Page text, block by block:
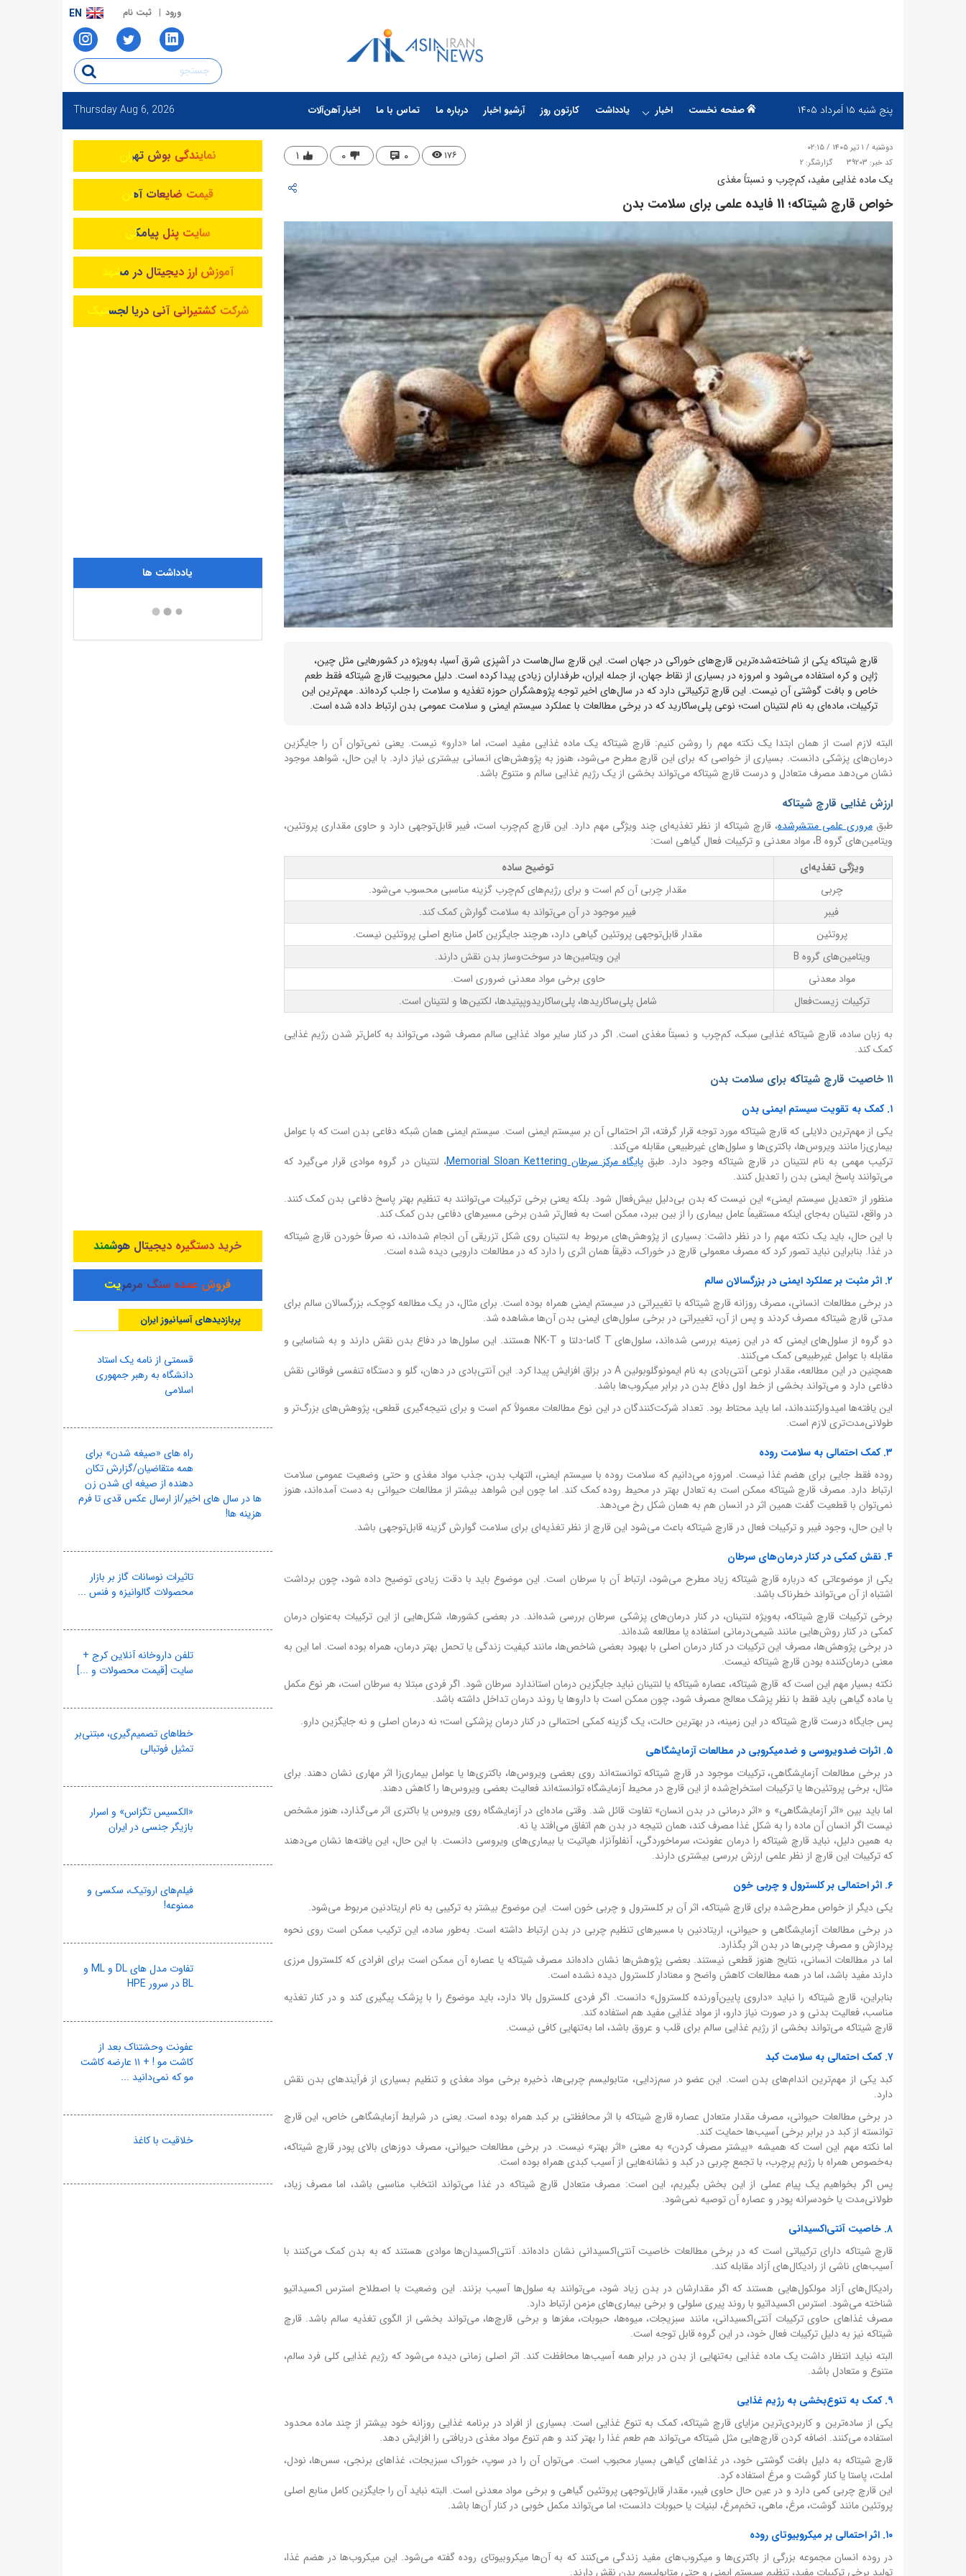
ورود ثبت نام EN
پنج شنبه ۱۵ اَمرداد ۱۴۰۵ صفحه نخست اخبار یادداشت کارتون روز آرشیو اخبار درباره ما تماس با ما اخبار آهن‌آلات ThursdayAug 6, 2026
دوشنبه / ۱ تیر ۱۴۰۵ / ۰۲:۱۵
کد خبر: 39203
گزارشگر: 2 ۱۷۶ ۰ ۰ ۱
یک ماده غذایی مفید، کم‌چرب و نسبتاً مغذی
خواص قارچ شیتاکه؛ 11 فایده علمی برای سلامت بدن
قارچ شیتاکه یکی از شناخته‌شده‌ترین قارچ‌های خوراکی در جهان است. این قارچ سال‌هاست در آشپزی شرق آسیا، به‌ویژه در کشورهایی مثل چین،
ژاپن و کره استفاده می‌شود و امروزه در بسیاری از نقاط جهان، از جمله ایران، طرفداران زیادی پیدا کرده است. دلیل محبوبیت قارچ شیتاکه فقط طعم
خاص و بافت گوشتی آن نیست. این قارچ ترکیباتی دارد که در سال‌های اخیر توجه پژوهشگران حوزه تغذیه و سلامت را جلب کرده‌اند. مهم‌ترین این
ترکیبات، ماده‌ای به نام لنتینان است؛ نوعی پلی‌ساکارید که در برخی مطالعات با عملکرد سیستم ایمنی و سلامت عمومی بدن ارتباط داده شده است.
البته لازم است از همان ابتدا یک نکته مهم را روشن کنیم: قارچ شیتاکه یک ماده غذایی مفید است، اما «دارو» نیست. یعنی نمی‌توان آن را جایگزین
درمان‌های پزشکی دانست. بسیاری از خواصی که برای این قارچ مطرح می‌شود، هنوز به پژوهش‌های انسانی بیشتری نیاز دارد. با این حال، شواهد موجود
نشان می‌دهد مصرف متعادل و درست قارچ شیتاکه می‌تواند بخشی از یک رژیم غذایی سالم و متنوع باشد.
ارزش غذایی قارچ شیتاکه
طبقمروری علمی منتشرشده، قارچ شیتاکه از نظر تغذیه‌ای چند ویژگی مهم دارد. این قارچ کم‌چرب است، فیبر قابل‌توجهی دارد و حاوی مقداری پروتئین،
ویتامین‌های گروه B، مواد معدنی و ترکیبات فعال گیاهی است:
ویژگی تغذیه‌ای
توضیح ساده
چربی
مقدار چربی آن کم است و برای رژیم‌های کم‌چرب گزینه مناسبی محسوب می‌شود.
فیبر
فیبر موجود در آن می‌تواند به سلامت گوارش کمک کند.
پروتئین
مقدار قابل‌توجهی پروتئین گیاهی دارد، هرچند جایگزین کامل منابع اصلی پروتئین نیست.
ویتامین‌های گروه B
این ویتامین‌ها در سوخت‌وساز بدن نقش دارند.
مواد معدنی
حاوی برخی مواد معدنی ضروری است.
ترکیبات زیست‌فعال
شامل پلی‌ساکاریدها، پلی‌ساکاریدوپپتیدها، لکتین‌ها و لنتینان است.
به زبان ساده، قارچ شیتاکه غذایی سبک، کم‌چرب و نسبتاً مغذی است. اگر در کنار سایر مواد غذایی سالم مصرف شود، می‌تواند به کامل‌تر شدن رژیم غذایی
کمک کند.
۱۱ خاصیت قارچ شیتاکه برای سلامت بدن
۱. کمک به تقویت سیستم ایمنی بدن
یکی از مهم‌ترین دلایلی که قارچ شیتاکه مورد توجه قرار گرفته، اثر احتمالی آن بر سیستم ایمنی است. سیستم ایمنی همان شبکه دفاعی بدن است که با عوامل
بیماری‌زا مانند ویروس‌ها، باکتری‌ها و سلول‌های غیرطبیعی مقابله می‌کند.
ترکیب مهمی به نام لنتینان در قارچ شیتاکه وجود دارد. طبق پایگاه مرکز سرطان Memorial Sloan Kettering
، لنتینان در گروه موادی قرار می‌گیرد که
می‌توانند پاسخ ایمنی بدن را تعدیل کنند.
منظور از «تعدیل سیستم ایمنی» این نیست که بدن بی‌دلیل بیش‌فعال شود. بلکه یعنی برخی ترکیبات می‌توانند به تنظیم بهتر پاسخ دفاعی بدن کمک کنند.
در واقع، لنتینان به‌جای اینکه مستقیماً عامل بیماری را از بین ببرد، ممکن است به فعال‌تر شدن برخی مسیرهای دفاعی بدن کمک کند.
با این حال، باید یک نکته مهم را در نظر داشت: بسیاری از پژوهش‌های مربوط به لنتینان روی شکل تزریقی آن انجام شده‌اند، نه صرفاً خوردن قارچ شیتاکه
در غذا. بنابراین نباید تصور کرد که مصرف معمولی قارچ در خوراک، دقیقاً همان اثری را دارد که در مطالعات دارویی دیده شده است.
۲. اثر مثبت بر عملکرد ایمنی در بزرگسالان سالم
در برخی مطالعات انسانی، مصرف روزانه قارچ شیتاکه با تغییراتی در سیستم ایمنی همراه بوده است. برای مثال، در یک مطالعه کوچک، بزرگسالان سالم برای
مدتی قارچ شیتاکه مصرف کردند و پس از آن، تغییراتی در برخی سلول‌های ایمنی بدن آن‌ها مشاهده شد.
دو گروه از سلول‌های ایمنی که در این زمینه بررسی شده‌اند، سلول‌های T گاما-دلتا و NK-T هستند. این سلول‌ها در دفاع بدن نقش دارند و به شناسایی و
مقابله با عوامل غیرطبیعی کمک می‌کنند.
همچنین در این مطالعه، مقدار نوعی آنتی‌بادی به نام ایمونوگلوبولین A در بزاق افزایش پیدا کرد. این آنتی‌بادی در دهان، گلو و دستگاه تنفسی فوقانی نقش
دفاعی دارد و می‌تواند بخشی از خط اول دفاع بدن در برابر میکروب‌ها باشد.
این یافته‌ها امیدوارکننده‌اند، اما باید محتاط بود. تعداد شرکت‌کنندگان در این نوع مطالعات معمولاً کم است و برای نتیجه‌گیری قطعی، پژوهش‌های بزرگ‌تر و
طولانی‌مدت‌تری لازم است.
۳. کمک احتمالی به سلامت روده
روده فقط جایی برای هضم غذا نیست. امروزه می‌دانیم که سلامت روده با سیستم ایمنی، التهاب بدن، جذب مواد مغذی و حتی وضعیت عمومی سلامت
ارتباط دارد. مصرف قارچ شیتاکه ممکن است به تعادل بهتر در محیط روده کمک کند. اما چون این شواهد بیشتر از مطالعات حیوانی به دست آمده‌اند، هنوز
نمی‌توان با قطعیت گفت همین اثر در انسان هم به همان شکل رخ می‌دهد.
با این حال، وجود فیبر و ترکیبات فعال در قارچ شیتاکه باعث می‌شود این قارچ از نظر تغذیه‌ای برای سلامت گوارش گزینه قابل‌توجهی باشد.
۴. نقش کمکی در کنار درمان‌های سرطان
یکی از موضوعاتی که درباره قارچ شیتاکه زیاد مطرح می‌شود، ارتباط آن با سرطان است. این موضوع باید با دقت زیادی توضیح داده شود، چون برداشت
اشتباه از آن می‌تواند خطرناک باشد.
برخی ترکیبات قارچ شیتاکه، به‌ویژه لنتینان، در کنار درمان‌های پزشکی سرطان بررسی شده‌اند. در بعضی کشورها، شکل‌هایی از این ترکیبات به‌عنوان درمان
کمکی در کنار روش‌هایی مانند شیمی‌درمانی استفاده یا مطالعه شده‌اند.
در برخی پژوهش‌ها، مصرف این ترکیبات در کنار درمان اصلی با بهبود بعضی شاخص‌ها، مانند کیفیت زندگی یا تحمل بهتر درمان، همراه بوده است. اما این به
معنی درمان‌کننده بودن قارچ شیتاکه نیست.
نکته بسیار مهم این است که قارچ شیتاکه، عصاره شیتاکه یا لنتینان نباید جایگزین درمان استاندارد سرطان شود. اگر فردی مبتلا به سرطان است، هر نوع مکمل
یا ماده گیاهی باید فقط با نظر پزشک معالج مصرف شود، چون ممکن است با داروها یا روند درمان تداخل داشته باشد.
پس جایگاه درست قارچ شیتاکه در این زمینه، در بهترین حالت، یک گزینه کمکی احتمالی در کنار درمان پزشکی است؛ نه درمان اصلی و نه جایگزین دارو.
۵. اثرات ضدویروسی و ضدمیکروبی در مطالعات آزمایشگاهی
در برخی مطالعات آزمایشگاهی، ترکیبات موجود در قارچ شیتاکه توانسته‌اند روی بعضی ویروس‌ها، باکتری‌ها یا عوامل بیماری‌زا اثر مهاری نشان دهند. برای
مثال، برخی پروتئین‌ها یا ترکیبات استخراج‌شده از این قارچ در محیط آزمایشگاه توانسته‌اند فعالیت بعضی ویروس‌ها را کاهش دهند.
اما باید بین «اثر آزمایشگاهی» و «اثر درمانی در بدن انسان» تفاوت قائل شد. وقتی ماده‌ای در آزمایشگاه روی ویروس یا باکتری اثر می‌گذارد، هنوز مشخص
نیست اگر انسان آن ماده را به شکل غذا مصرف کند، همان نتیجه در بدن هم اتفاق می‌افتد یا نه.
به همین دلیل، نباید قارچ شیتاکه را درمان عفونت، سرماخوردگی، آنفلوآنزا، هپاتیت یا بیماری‌های ویروسی دانست. با این حال، این یافته‌ها نشان می‌دهند
که ترکیبات این قارچ از نظر علمی ارزش بررسی بیشتری دارند.
۶. اثر احتمالی بر کلسترول و چربی خون
یکی دیگر از خواص مطرح‌شده برای قارچ شیتاکه، اثر آن بر کلسترول و چربی خون است. این موضوع بیشتر به ترکیبی به نام اریتادنین مربوط می‌شود.
در برخی مطالعات آزمایشگاهی و حیوانی، اریتادنین با مسیرهای تنظیم چربی در بدن ارتباط داشته است. به‌طور ساده، این ترکیب ممکن است روی نحوه
پردازش و مصرف چربی‌ها در بدن اثر بگذارد.
اما در مطالعات انسانی، نتایج هنوز قطعی نیستند. بعضی پژوهش‌ها نشان داده‌اند مصرف شیتاکه یا عصاره آن ممکن است برای افرادی که کلسترول مرزی
دارند مفید باشد، اما در همه مطالعات کاهش واضح و معنادار کلسترول دیده نشده است.
بنابراین، قارچ شیتاکه را نباید «داروی پایین‌آورنده کلسترول» دانست. اگر فردی کلسترول بالا دارد، باید موضوع را با پزشک پیگیری کند و در کنار تغذیه
مناسب، فعالیت بدنی و در صورت نیاز دارو، از مواد غذایی مفید هم استفاده کند.
قارچ شیتاکه می‌تواند بخشی از رژیم غذایی سالم برای قلب و عروق باشد، اما به‌تنهایی کافی نیست.
۷. کمک احتمالی به سلامت کبد
کبد یکی از مهم‌ترین اندام‌های بدن است. این عضو در سم‌زدایی، متابولیسم چربی‌ها، ذخیره برخی مواد مغذی و تنظیم بسیاری از فرآیندهای بدن نقش
دارد.
در برخی مطالعات حیوانی، مصرف مقدار متعادل عصاره قارچ شیتاکه با اثر محافظتی بر کبد همراه بوده است. یعنی در شرایط آزمایشگاهی خاص، این قارچ
توانسته از کبد در برابر برخی آسیب‌ها حمایت کند.
اما نکته مهم این است که همیشه «بیشتر مصرف کردن» به معنی «اثر بهتر» نیست. در برخی مطالعات حیوانی، مصرف دوزهای بالای پودر قارچ شیتاکه،
به‌خصوص همراه با رژیم پرچرب، با تجمع چربی در کبد و نشانه‌هایی از آسیب کبدی همراه بوده است.
پس اگر بخواهیم یک پیام عملی از این بخش بگیریم، این است: مصرف متعادل قارچ شیتاکه در غذا می‌تواند انتخاب مناسبی باشد، اما مصرف زیاد،
طولانی‌مدت یا خودسرانه پودر و عصاره آن توصیه نمی‌شود.
۸. خاصیت آنتی‌اکسیدانی
قارچ شیتاکه دارای ترکیباتی است که در برخی مطالعات خاصیت آنتی‌اکسیدانی نشان داده‌اند. آنتی‌اکسیدان‌ها موادی هستند که به بدن کمک می‌کنند با
آسیب‌های ناشی از رادیکال‌های آزاد مقابله کند.
رادیکال‌های آزاد مولکول‌هایی هستند که اگر مقدارشان در بدن زیاد شود، می‌توانند به سلول‌ها آسیب بزنند. این وضعیت با اصطلاح استرس اکسیداتیو
شناخته می‌شود. استرس اکسیداتیو با روند پیری سلولی و برخی بیماری‌های مزمن ارتباط دارد.
مصرف غذاهای حاوی ترکیبات آنتی‌اکسیدانی، مانند سبزیجات، میوه‌ها، حبوبات، مغزها و برخی قارچ‌ها، می‌تواند بخشی از الگوی تغذیه سالم باشد. قارچ
شیتاکه نیز به دلیل ترکیبات فعال خود، در این گروه قابل توجه است.
البته نباید انتظار داشت یک ماده غذایی به‌تنهایی از بدن در برابر همه آسیب‌ها محافظت کند. اثر اصلی زمانی دیده می‌شود که رژیم غذایی کلی فرد سالم،
متنوع و متعادل باشد.
۹. کمک به تنوع‌بخشی به رژیم غذایی
یکی از ساده‌ترین و کاربردی‌ترین مزایای قارچ شیتاکه، کمک به تنوع غذایی است. بسیاری از افراد در برنامه غذایی روزانه خود بیشتر از چند ماده محدود
استفاده می‌کنند. اضافه کردن قارچ‌هایی مثل شیتاکه می‌تواند هم طعم غذا را بهتر کند و هم تنوع مواد مغذی دریافتی را افزایش دهد.
قارچ شیتاکه به دلیل بافت گوشتی خود، در غذاهای گیاهی بسیار محبوب است. می‌توان آن را در سوپ، خوراک سبزیجات، غذاهای برنجی، سس‌ها، نودل،
املت، پاستا یا کنار گوشت و مرغ استفاده کرد.
این قارچ چربی کمی دارد و در عین حال حاوی فیبر، مقدار قابل‌توجهی پروتئین گیاهی و برخی مواد معدنی است. البته نباید آن را جایگزین کامل منابع اصلی
پروتئین مانند گوشت، مرغ، ماهی، تخم‌مرغ، لبنیات یا حبوبات دانست؛ اما می‌تواند مکمل خوبی در کنار آن‌ها باشد.
۱۰. اثر احتمالی بر میکروبیوتای روده
در روده انسان مجموعه بزرگی از باکتری‌ها و میکروب‌های مفید زندگی می‌کنند که به آن‌ها میکروبیوتای روده گفته می‌شود. این میکروب‌ها در هضم غذا،
تولید برخی ترکیبات مفید، تنظیم سیستم ایمنی و حتی متابولیسم بدن نقش دارند.
نمایندگی بوش تهران
قیمت ضایعات آهن
سایت پنل پیامکی
آموزش ارز دیجیتال در مشهد
شرکت کشتیرانی آنی دریا لجستیک
یادداشت ها
خرید دستگیره دیجیتال هوشمند
فروش عمده سنگ مرمریت
پربازدیدهای آسیانیوز ایران
قسمتی از نامه یک استاد
دانشگاه به رهبر جمهوری
اسلامی
راه های «صیغه شدن» برای
همه متقاضیان/گزارش تکان
دهنده از صیغه ای شدن زن
ها در سال های اخیر/از ارسال عکس قدی تا فرم
هزینه ها!
تاثیرات نوسانات گاز بر بازار
محصولات گالوانیزه و فنس ...
تلفن داروخانه آنلاین کرج +
سایت [قیمت محصولات و ...]
خطاهای تصمیم‌گیری، مبتنی‌بر
تمثیل فوتبالی
«الکسیس تگزاس» و اسرار
بازیگر جنسی در ایران
فیلم‌های اروتیک، سکسی و
ممنوعه!
تفاوت مدل های DL و ML و
BL در سرور HPE
عفونت وحشتناک بعد از
کاشت مو ! + ۱۱ عارضه کاشت
مو که نمی‌دانید ...
خلاقیت با کاغذ